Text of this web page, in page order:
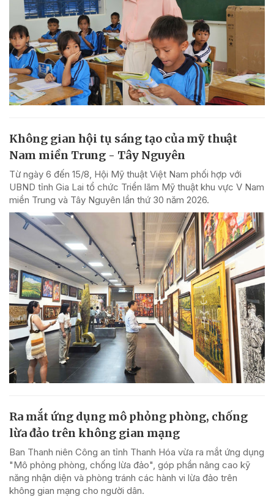
Không gian hội tụ sáng tạo của mỹ thuật
Nam miền Trung - Tây Nguyên
Từ ngày 6 đến 15/8, Hội Mỹ thuật Việt Nam phối hợp với
UBND tỉnh Gia Lai tổ chức Triển lãm Mỹ thuật khu vực V Nam
miền Trung và Tây Nguyên lần thứ 30 năm 2026.
Ra mắt ứng dụng mô phỏng phòng, chống
lừa đảo trên không gian mạng
Ban Thanh niên Công an tỉnh Thanh Hóa vừa ra mắt ứng dụng
"Mô phỏng phòng, chống lừa đảo", góp phần nâng cao kỹ
năng nhận diện và phòng tránh các hành vi lừa đảo trên
không gian mạng cho người dân.